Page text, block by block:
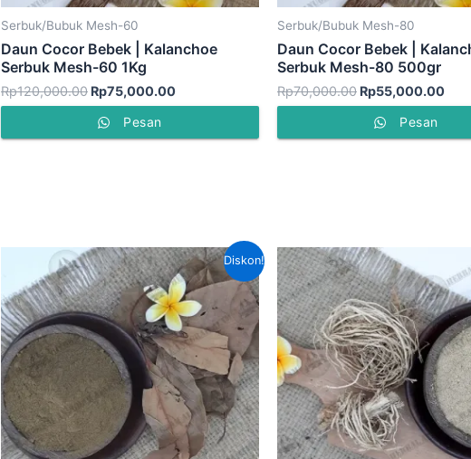
Serbuk/Bubuk Mesh-60
Daun Cocor Bebek | Kalanchoe
Serbuk Mesh-60 1Kg
Rp120,000.00 Rp75,000.00
Pesan
Serbuk/Bubuk Mesh-80
Daun Cocor Bebek |
Serbuk Mesh-80 500gr
Rp70,000.00 Rp55,000.00
Pesan
Diskon!
Harga
aslinya
adalah:
Rp80,000.00.
Harga
saat
ini
adalah:
Rp50,000.00.
Harga
aslinya
adalah:
Rp160,000.00.